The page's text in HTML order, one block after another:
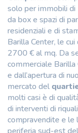
solo per immobili
da box e spazi di
residenziali e di
Barilla Center, le
2700 € al mq. Da
commerciale
e dall’apertura di
mercato del
molti casi è di
di interventi di
compravendite e le